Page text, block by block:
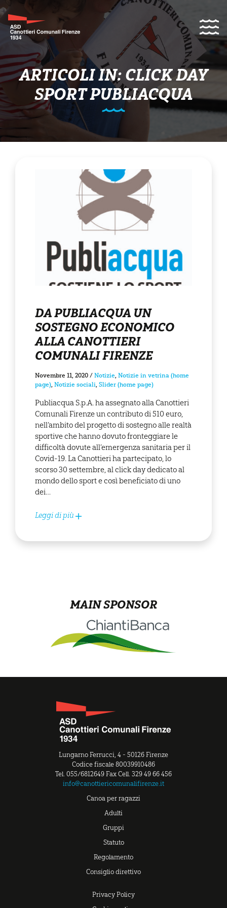
ARTICOLI IN: CLICK DAY
SPORT PUBLIACQUA
DA PUBLIACQUA UN
SOSTEGNO ECONOMICO
ALLA CANOTTIERI
COMUNALI FIRENZE
Novembre 11, 2020 / Notizie, Notizie in vetrina (home
page), Notizie sociali, Slider (home page)
Publiacqua S.p.A. ha assegnato alla Canottieri
Comunali Firenze un contributo di 510 euro,
nell’ambito del progetto di sostegno alle realtà
sportive che hanno dovuto fronteggiare le
difficoltà dovute all’emergenza sanitaria per il
Covid-19. La Canottieri ha partecipato, lo
scorso 30 settembre, al click day dedicato al
mondo dello sport e così beneficiato di uno
dei…
Leggi di più
MAIN SPONSOR
Lungarno Ferrucci, 4 - 50126 Firenze
Codice fiscale 80039910486
Tel. 055/6812649 Fax Cell. 329 49 66 456
info@canottiericomunalifirenze.it
Canoa per ragazzi
Adulti
Gruppi
Statuto
Regolamento
Consiglio direttivo
Privacy Policy